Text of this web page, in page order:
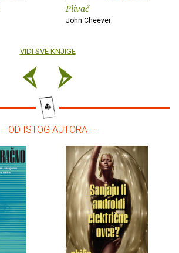
Plivač
John Cheever
VIDI SVE KNJIGE
– OD ISTOG AUTORA –